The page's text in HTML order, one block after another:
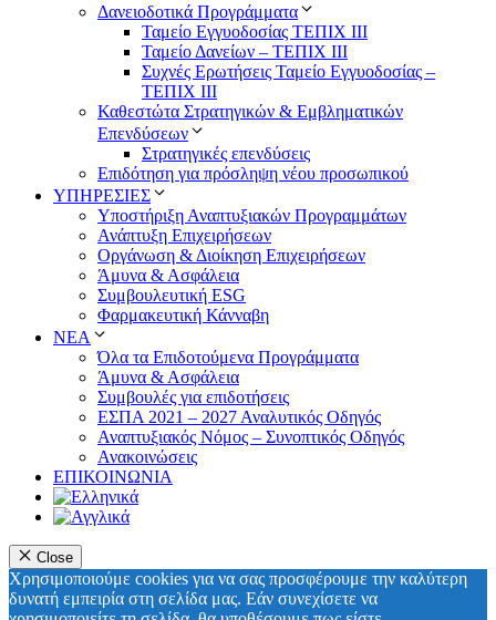
Δανειοδοτικά Προγράμματα
Ταμείο Εγγυοδοσίας ΤΕΠΙΧ ΙΙΙ
Ταμείο Δανείων – ΤΕΠΙΧ ΙΙΙ
Συχνές Ερωτήσεις Ταμείο Εγγυοδοσίας –
ΤΕΠΙΧ ΙΙΙ
Καθεστώτα Στρατηγικών & Εμβληματικών
Επενδύσεων
Στρατηγικές επενδύσεις
Επιδότηση για πρόσληψη νέου προσωπικού
ΥΠΗΡΕΣΙΕΣ
Υποστήριξη Αναπτυξιακών Προγραμμάτων
Ανάπτυξη Επιχειρήσεων
Οργάνωση & Διοίκηση Επιχειρήσεων
Άμυνα & Ασφάλεια
Συμβουλευτική ESG
Φαρμακευτική Κάνναβη
ΝΕΑ
Όλα τα Επιδοτούμενα Προγράμματα
Άμυνα & Ασφάλεια
Συμβουλές για επιδοτήσεις
ΕΣΠΑ 2021 – 2027 Αναλυτικός Οδηγός
Αναπτυξιακός Νόμος – Συνοπτικός Οδηγός
Ανακοινώσεις
ΕΠΙΚΟΙΝΩΝΙΑ
Close
Χρησιμοποιούμε cookies για να σας προσφέρουμε την καλύτερη
δυνατή εμπειρία στη σελίδα μας. Εάν συνεχίσετε να